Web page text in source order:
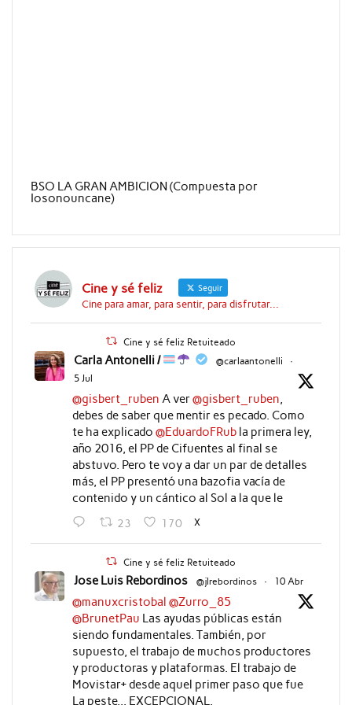
BSO LA GRAN AMBICION (Compuesta por
Iosonouncane)
Cine y sé feliz Seguir
Cine para amar, para sentir, para disfrutar...
Cine y sé feliz Retuiteado
Carla Antonelli / @carlaantonelli
·
5 Jul
@gisbert_ruben A ver@gisbert_ruben
debes de saber que mentir es pecado. Como
te ha explicado @EduardoFRubla primera ley,
año 2016, el PP de Cifuentes al final se
abstuvo. Pero te voy a dar un par de detalles
más, el PP presentó una bazofia vacía de
contenido y un cántico al Sol a la que le
23 170 X
Cine y sé feliz Retuiteado
Jose Luis Rebordinos @jlrebordinos · 10 Abr
@manuxcristobal @Zurro_85
@BrunetPau Las ayudas públicas están
siendo fundamentales. También, por
supuesto, el trabajo de muchos productores
y productoras y plataformas. El trabajo de
Movistar+ desde aquel primer paso que fue
La peste... EXCEPCIONAL.